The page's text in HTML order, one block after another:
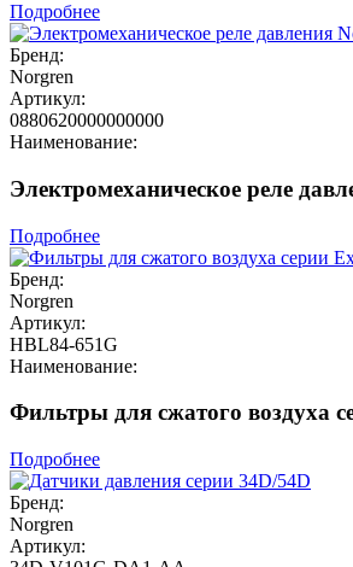
Подробнее
Бренд:
Norgren
Артикул:
0880620000000000
Наименование:
Электромеханическое реле
Подробнее
Бренд:
Norgren
Артикул:
HBL84-651G
Наименование:
Фильтры для сжатого воздуха
Подробнее
Бренд:
Norgren
Артикул: